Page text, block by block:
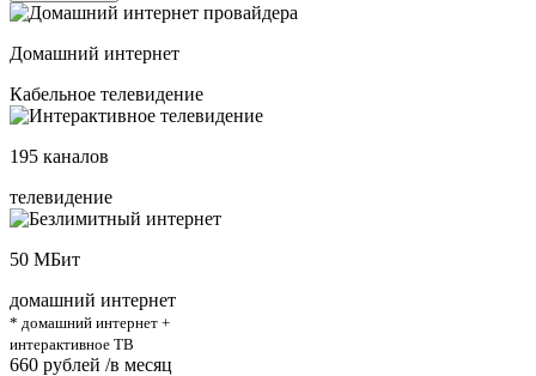
Домашний интернет
Кабельное телевидение
195 каналов
телевидение
50 МБит
домашний интернет
* домашний интернет +
интерактивное ТВ
660 рублей /в месяц